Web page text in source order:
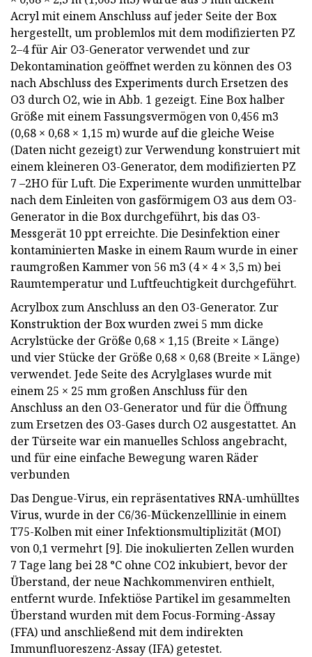
Acryl mit einem Anschluss auf jeder Seite der Box
hergestellt, um problemlos mit dem modifizierten PZ
2–4 für Air O3-Generator verwendet und zur
Dekontamination geöffnet werden zu können des O3
nach Abschluss des Experiments durch Ersetzen des
O3 durch O2, wie in Abb. 1 gezeigt. Eine Box halber
Größe mit einem Fassungsvermögen von 0,456 m3
(0,68 × 0,68 × 1,15 m) wurde auf die gleiche Weise
(Daten nicht gezeigt) zur Verwendung konstruiert mit
einem kleineren O3-Generator, dem modifizierten PZ
7 –2HO für Luft. Die Experimente wurden unmittelbar
nach dem Einleiten von gasförmigem O3 aus dem O3-
Generator in die Box durchgeführt, bis das O3-
Messgerät 10 ppt erreichte. Die Desinfektion einer
kontaminierten Maske in einem Raum wurde in einer
raumgroßen Kammer von 56 m3 (4 × 4 × 3,5 m) bei
Raumtemperatur und Luftfeuchtigkeit durchgeführt.
Acrylbox zum Anschluss an den O3-Generator. Zur
Konstruktion der Box wurden zwei 5 mm dicke
Acrylstücke der Größe 0,68 × 1,15 (Breite × Länge)
und vier Stücke der Größe 0,68 × 0,68 (Breite × Länge)
verwendet. Jede Seite des Acrylglases wurde mit
einem 25 × 25 mm großen Anschluss für den
Anschluss an den O3-Generator und für die Öffnung
zum Ersetzen des O3-Gases durch O2 ausgestattet. An
der Türseite war ein manuelles Schloss angebracht,
und für eine einfache Bewegung waren Räder
verbunden
Das Dengue-Virus, ein repräsentatives RNA-umhülltes
Virus, wurde in der C6/36-Mückenzelllinie in einem
T75-Kolben mit einer Infektionsmultiplizität (MOI)
von 0,1 vermehrt [9]. Die inokulierten Zellen wurden
7 Tage lang bei 28 °C ohne CO2 inkubiert, bevor der
Überstand, der neue Nachkommenviren enthielt,
entfernt wurde. Infektiöse Partikel im gesammelten
Überstand wurden mit dem Focus-Forming-Assay
(FFA) und anschließend mit dem indirekten
Immunfluoreszenz-Assay (IFA) getestet.